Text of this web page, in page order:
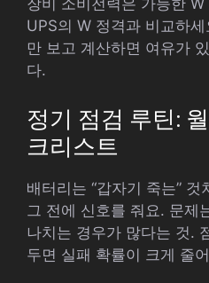
장비 소비전력은 가능한
UPS의 W 정격과 비교하
만 보고 계산하면 여유가
다.
정기 점검 루틴:
크리스트
배터리는 “갑자기 죽는”
그 전에 신호를 줘요. 문제
나치는 경우가 많다는 것.
두면 실패 확률이 크게 줄